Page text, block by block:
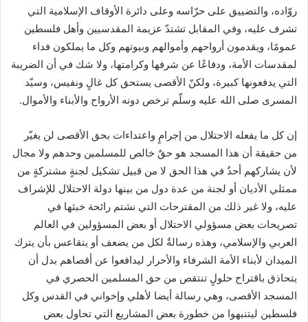
روّاده، والتضييق على حرّاسه وعلى دائرة الأوقاف الإسلامية التي
تشرف عليه، وفي المقابل تشتدّ عزيمة المقدسيين وأهل فلسطين
عمومًا، ويقدمون أرواحهم وأموالهم وبيوتهم وكل ما يملكون فداء
لمقدسات الأمة، ودفاعًا عن شرفها وكرامتها، ولا شك في أن الضريبة
التي يدفعونها كبيرة، ولكنّ الأقصى يستحق كل غالٍ ونفيس، وسيّد
المسرى صلى الله عليه وسلّم ترخص دونه الأرواح والأبناء والأموال.
إن كل ما يفعله الاحتلال من إجرامٍ واعتداءات بحق الأقصى لن يغيّر
من حقيقة أن هذا المسجد هو حقٌ خالص للمسلمين وحدهم ولا مجال
لأن يشاركهم أحدٌ في هذا الحق لا من قبيل تشكيل لجنةٍ مشتركةٍ من
ممثلي الأديان أو لجنة من عدة دول من بينها دولة الاحتلال للإشراف
عليه، ولا غير ذلك من المقترحات التي نشتم رائحة خبثها في
تصريحات بعض مسؤولي الاحتلال أو بعض المسؤولين في العالم
العربي والإسلامي، وهذه رسالةٌ لكل من يضعف أو يتقاعس بأن يترك
الميدان لأبناء الأمة الشرفاء والأحرار ليدافعوا عن أقصاهم بدل أن
يتحاذق باقتراح حلولٍ تنتقص من حق المسلمين الحصري في
المسجد الأقصى، وهي رسالة أيضا لأهلي وإخواني في القدس وكل
فلسطين ليتنبهوا من خطورة بعض المشاريع التي تحاول بعض